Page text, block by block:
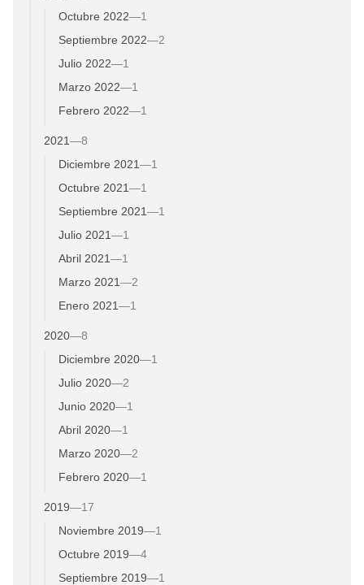
Octubre 2022—1
Septiembre 2022—2
Julio 2022—1
Marzo 2022—1
Febrero 2022—1
2021—8
Diciembre 2021—1
Octubre 2021—1
Septiembre 2021—1
Julio 2021—1
Abril 2021—1
Marzo 2021—2
Enero 2021—1
2020—8
Diciembre 2020—1
Julio 2020—2
Junio 2020—1
Abril 2020—1
Marzo 2020—2
Febrero 2020—1
2019—17
Noviembre 2019—1
Octubre 2019—4
Septiembre 2019—1